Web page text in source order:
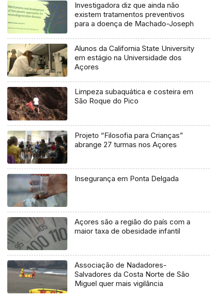
Investigadora diz que ainda não
existem tratamentos preventivos
para a doença de Machado-Joseph
Alunos da California State University
em estágio na Universidade dos
Açores
Limpeza subaquática e costeira em
São Roque do Pico
Projeto “Filosofia para Crianças”
abrange 27 turmas nos Açores
Insegurança em Ponta Delgada
Açores são a região do país com a
maior taxa de obesidade infantil
Associação de Nadadores-
Salvadores da Costa Norte de São
Miguel quer mais vigilância